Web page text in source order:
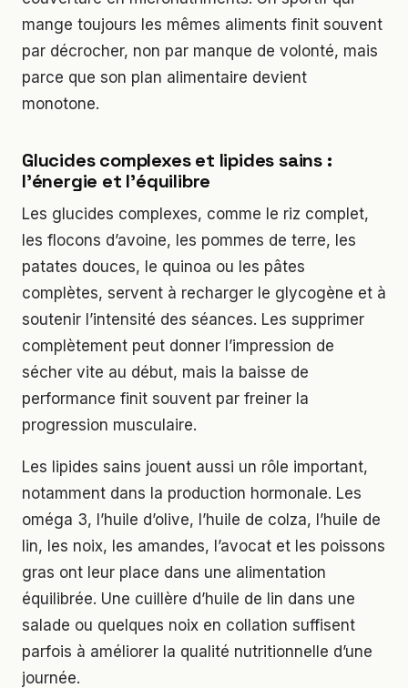
mange toujours les mêmes aliments finit souvent
par décrocher, non par manque de volonté, mais
parce que son plan alimentaire devient
monotone.
Glucides complexes et lipides sains :
l’énergie et l’équilibre
Les glucides complexes, comme le riz complet,
les flocons d’avoine, les pommes de terre, les
patates douces, le quinoa ou les pâtes
complètes, servent à recharger le glycogène et à
soutenir l’intensité des séances. Les supprimer
complètement peut donner l’impression de
sécher vite au début, mais la baisse de
performance finit souvent par freiner la
progression musculaire.
Les lipides sains jouent aussi un rôle important,
notamment dans la production hormonale. Les
oméga 3, l’huile d’olive, l’huile de colza, l’huile de
lin, les noix, les amandes, l’avocat et les poissons
gras ont leur place dans une alimentation
équilibrée. Une cuillère d’huile de lin dans une
salade ou quelques noix en collation suffisent
parfois à améliorer la qualité nutritionnelle d’une
journée.